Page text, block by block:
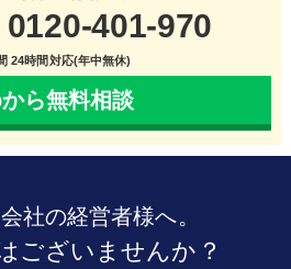
0120-401-970
24時間対応(年中無休)
ら無料相談
社の経営者様へ。
ございませんか？